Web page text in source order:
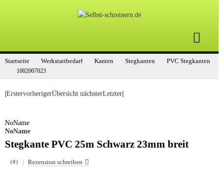
Startseite Werkstattbedarf Kanten Stegkanten
PVC Stegkanten
1002007023
|ErstervorherigerÜbersicht nächsterLetzter|
NoName
NoName
Stegkante PVC 25m Schwarz 23mm breit
(0) | Rezension schreiben